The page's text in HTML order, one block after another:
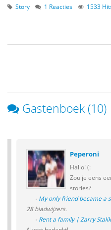
Story 1 Reacties 1533
Gastenboek (10)
Peperoni
Hallo! (:
Zou je eens
stories?
- My only friend became a
28 bladwijzers.
- Rent a family | Zarry